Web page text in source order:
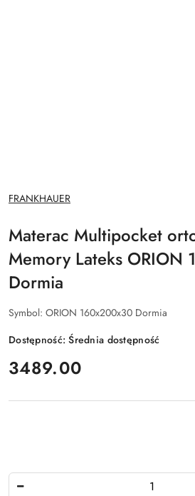
NAZWA
PRODUCENTA:
FRANKHAUER
Materac Multipocket
Memory Lateks ORION
Dormia
Symbol: ORION 160x200x30 Dormia
Dostępność:Średnia dostępność
cena:
3489.00